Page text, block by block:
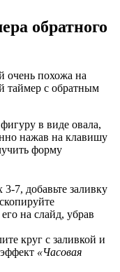
обратного
очень похожа на
таймер с обратным
в виде овала,
нажав на клавишу
форму
7, добавьте заливку
на слайд, убрав
круг с заливкой и
«Часовая